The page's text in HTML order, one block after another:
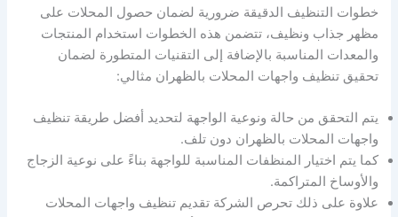
خطوات التنظيف الدقيقة ضرورية لضمان حصول المحلات على
مظهر جذاب ونظيف، تتضمن هذه الخطوات استخدام المنتجات
والمعدات المناسبة بالإضافة إلى التقنيات المتطورة لضمان
تحقيق تنظيف واجهات المحلات بالظهران مثالي:
يتم التحقق من حالة ونوعية الواجهة لتحديد أفضل طريقة تنظيف
واجهات المحلات بالظهران دون تلف.
كما يتم اختيار المنظفات المناسبة للواجهة بناءً على نوعية الزجاج
والأوساخ المتراكمة.
علاوة على ذلك تحرص الشركة تقديم تنظيف واجهات المحلات